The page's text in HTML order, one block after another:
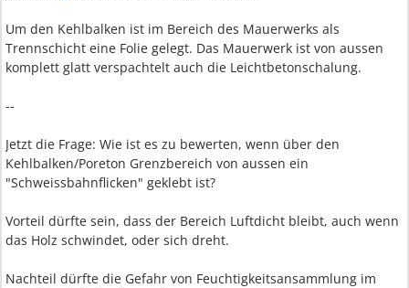
Um den Kehlbalken ist im Bereich des Mauerwerks als
Trennschicht eine Folie gelegt. Das Mauerwerk ist von aussen
komplett glatt verspachtelt auch die Leichtbetonschalung.
--
Jetzt die Frage: Wie ist es zu bewerten, wenn über den
Kehlbalken/Poreton Grenzbereich von aussen ein
"Schweissbahnflicken" geklebt ist?
Vorteil dürfte sein, dass der Bereich Luftdicht bleibt, auch wenn
das Holz schwindet, oder sich dreht.
Nachteil dürfte die Gefahr von Feuchtigkeitsansammlung im